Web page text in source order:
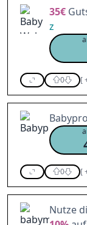
35€
z
0 [
0 [
Nutze